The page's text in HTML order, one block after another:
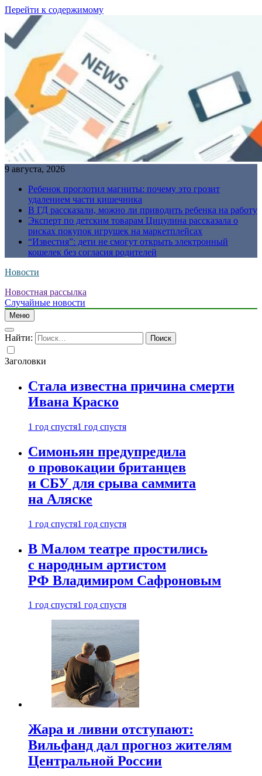
Перейти к содержимому
9 августа, 2026
Ребенок проглотил магниты: почему это грозит
удалением части кишечника
В ГД рассказали, можно ли приводить ребенка на работу
Эксперт по детским товарам Цицулина рассказала о
рисках покупок игрушек на маркетплейсах
“Известия”: дети не смогут открыть электронный
кошелек без согласия родителей
Новости
Новостная рассылка
Случайные новости
Меню
Найти:
Заголовки
Стала известна причина смерти
Ивана Краско
1 год спустя1 год спустя
Симоньян предупредила
о провокации британцев
и СБУ для срыва саммита
на Аляске
1 год спустя1 год спустя
В Малом театре простились
с народным артистом
РФ Владимиром Сафроновым
1 год спустя1 год спустя
Жара и ливни отступают:
Вильфанд дал прогноз жителям
Центральной России